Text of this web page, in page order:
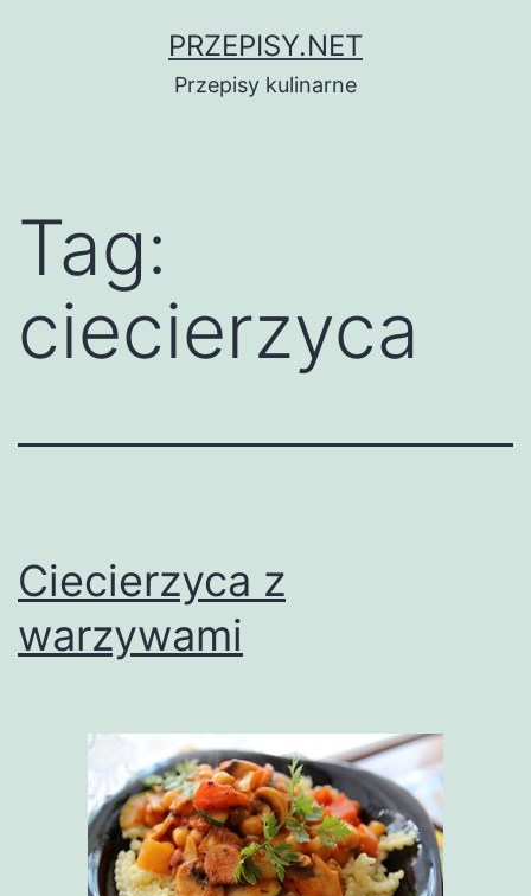
PRZEPISY.NET
Przepisy kulinarne
Tag:
ciecierzyca
Ciecierzyca z
warzywami